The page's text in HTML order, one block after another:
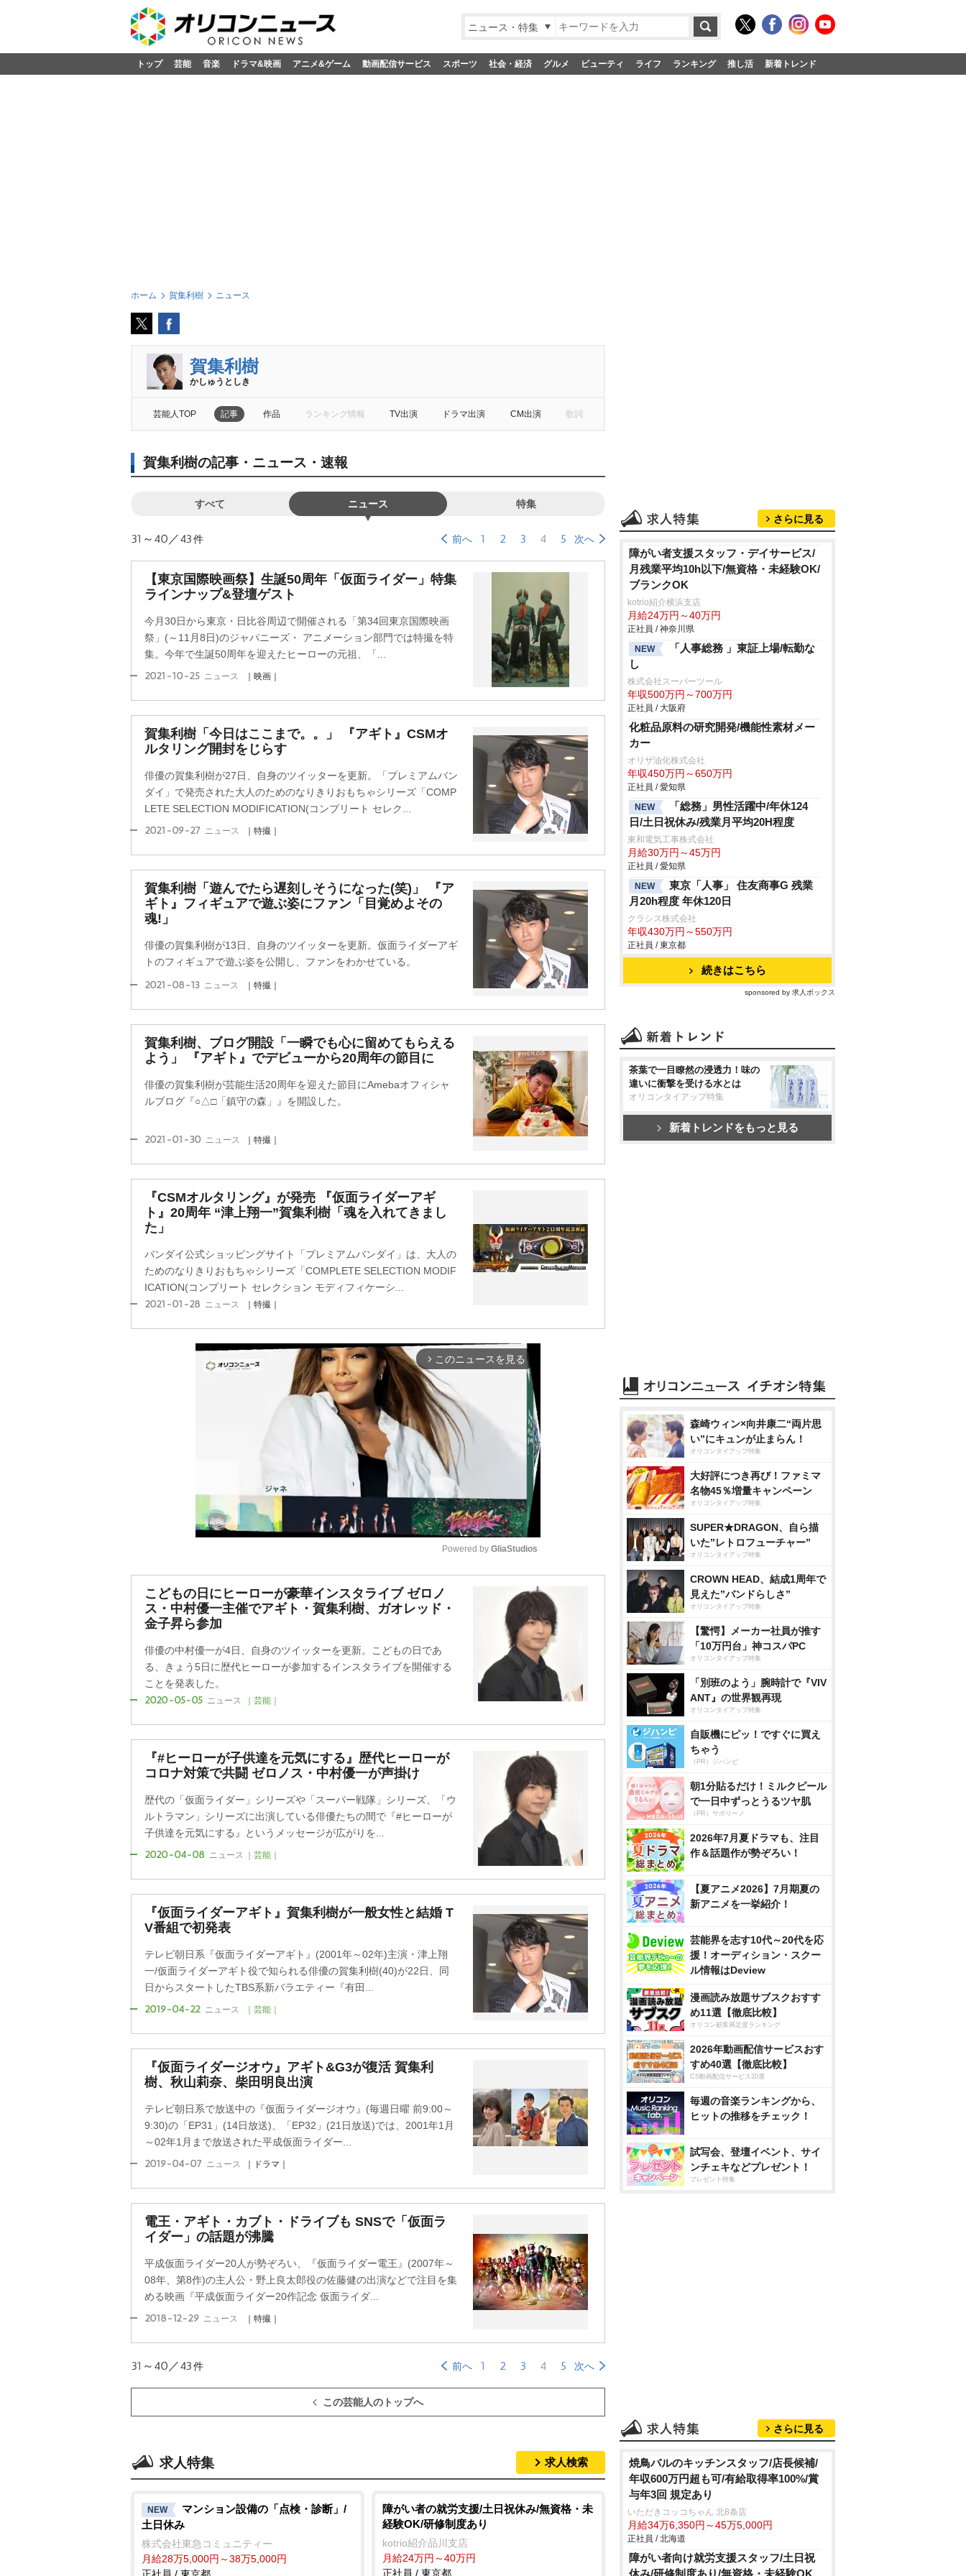
ニュース・特集
トップ 芸能 音楽 ドラマ&映画 アニメ&ゲーム 動画配信サービス スポーツ 社会・経済 グルメ ビューティ ライフ ランキング 推し活 新着トレンド
ホーム 賀集利樹 ニュース
賀集利樹
かしゅうとしき
芸能人TOP 記事 作品 ランキング情報 TV出演 ドラマ出演 CM出演 歌詞
賀集利樹の記事・ニュース・速報
すべて ニュース 特集
31～40／43件 前へ 1 2 3 4 5 次へ
【東京国際映画祭】生誕50周年「仮面ライダー」特集
ラインナップ&登壇ゲスト
今月30日から東京・日比谷周辺で開催される「第34回東京国際映画
祭」(～11月8日)のジャパニーズ・ アニメーション部門では特撮を特
集。今年で生誕50周年を迎えたヒーローの元祖、「...
2021-10-25 ニュース ｜映画｜
賀集利樹「今日はここまで。。」 『アギト』CSMオ
ルタリング開封をじらす
俳優の賀集利樹が27日、自身のツイッターを更新。「プレミアムバン
ダイ」で発売された大人のためのなりきりおもちゃシリーズ「COMP
LETE SELECTION MODIFICATION(コンプリート セレク...
2021-09-27 ニュース ｜特撮｜
賀集利樹「遊んでたら遅刻しそうになった(笑)」 『ア
ギト』フィギュアで遊ぶ姿にファン「目覚めよその
魂!」
俳優の賀集利樹が13日、自身のツイッターを更新。仮面ライダーアギ
トのフィギュアで遊ぶ姿を公開し、ファンをわかせている。
2021-08-13 ニュース ｜特撮｜
賀集利樹、ブログ開設「一瞬でも心に留めてもらえる
よう」 『アギト』でデビューから20周年の節目に
俳優の賀集利樹が芸能生活20周年を迎えた節目にAmebaオフィシャ
ルブログ『○△□「鎮守の森」』を開設した。
2021-01-30 ニュース ｜特撮｜
『CSMオルタリング』が発売 『仮面ライダーアギ
ト』20周年 “津上翔一”賀集利樹「魂を入れてきまし
た」
バンダイ公式ショッピングサイト「プレミアムバンダイ」は、大人の
ためのなりきりおもちゃシリーズ「COMPLETE SELECTION MODIF
ICATION(コンプリート セレクション モディフィケーシ...
2021-01-28 ニュース ｜特撮｜
arrow_forward_ios このニュースを見る
Powered by GliaStudios
こどもの日にヒーローが豪華インスタライブ ゼロノ
ス・中村優一主催でアギト・賀集利樹、ガオレッド・
金子昇ら参加
俳優の中村優一が4日、自身のツイッターを更新。こどもの日であ
る、きょう5日に歴代ヒーローが参加するインスタライブを開催する
ことを発表した。
2020-05-05 ニュース ｜芸能｜
『#ヒーローが子供達を元気にする』歴代ヒーローが
コロナ対策で共闘 ゼロノス・中村優一が声掛け
歴代の「仮面ライダー」シリーズや「スーパー戦隊」シリーズ、「ウ
ルトラマン」シリーズに出演している俳優たちの間で『#ヒーローが
子供達を元気にする』というメッセージが広がりを...
2020-04-08 ニュース ｜芸能｜
『仮面ライダーアギト』賀集利樹が一般女性と結婚 T
V番組で初発表
テレビ朝日系『仮面ライダーアギト』(2001年～02年)主演・津上翔
一/仮面ライダーアギト役で知られる俳優の賀集利樹(40)が22日、同
日からスタートしたTBS系新バラエティー『有田...
2019-04-22 ニュース ｜芸能｜
『仮面ライダージオウ』アギト&G3が復活 賀集利
樹、秋山莉奈、柴田明良出演
テレビ朝日系で放送中の『仮面ライダージオウ』(毎週日曜 前9:00～
9:30)の「EP31」(14日放送)、「EP32」(21日放送)では、2001年1月
～02年1月まで放送された平成仮面ライダー...
2019-04-07 ニュース ｜ドラマ｜
電王・アギト・カブト・ドライブも SNSで「仮面ラ
イダー」の話題が沸騰
平成仮面ライダー20人が勢ぞろい、『仮面ライダー電王』(2007年～
08年、第8作)の主人公・野上良太郎役の佐藤健の出演などで注目を集
める映画『平成仮面ライダー20作記念 仮面ライダ...
2018-12-29 ニュース ｜特撮｜
31～40／43件 前へ 1 2 3 4 5 次へ
この芸能人のトップへ
求人特集 求人検索
NEW
マンション設備の「点検・診断」/
土日休み
株式会社東急コミュニティー
月給28万5,000円～38万5,000円
障がい者の就労支援/土日祝休み/無資格・未
経験OK/研修制度あり
kotrio紹介品川支店
月給24万円～40万円
正社員 / 東京都
さらに見る
障がい者支援スタッフ・デイサービス/
月残業平均10h以下/無資格・未経験OK/
ブランクOK
kotrio紹介横浜支店
月給24万円～40万円
正社員 / 神奈川県
NEW
「人事総務 」東証上場/転勤な
し
株式会社スーパーツール
年収500万円～700万円
正社員 / 大阪府
化粧品原料の研究開発/機能性素材メー
カー
オリザ油化株式会社
年収450万円～650万円
正社員 / 愛知県
NEW
「総務」男性活躍中/年休124
日/土日祝休み/残業月平均20H程度
東和電気工事株式会社
月給30万円～45万円
正社員 / 愛知県
NEW
東京「人事」 住友商事G 残業
月20h程度 年休120日
クラシス株式会社
年収430万円～550万円
正社員 / 東京都
続きはこちら
sponsored by 求人ボックス
茶葉で一目瞭然の浸透力！味の
違いに衝撃を受ける水とは
オリコンタイアップ特集
新着トレンドをもっと見る
森崎ウィン×向井康二“両片思
い”にキュンが止まらん！
オリコンタイアップ特集
大好評につき再び！ファミマ
名物45％増量キャンペーン
オリコンタイアップ特集
SUPER★DRAGON、自ら描
いた”レトロフューチャー”
オリコンタイアップ特集
CROWN HEAD、結成1周年で
見えた”バンドらしさ”
オリコンタイアップ特集
【驚愕】メーカー社員が推す
「10万円台」神コスパPC
オリコンタイアップ特集
「別班のよう」腕時計で『VIV
ANT』の世界観再現
オリコンタイアップ特集
自販機にピッ！ですぐに買え
ちゃう
（PR）ジハンピ
朝1分貼るだけ！ミルクピール
で一日中ずっとうるツヤ肌
（PR）サボリーノ
2026年7月夏ドラマも、注目
作＆話題作が勢ぞろい！
【夏アニメ2026】7月期夏の
新アニメを一挙紹介！
芸能界を志す10代～20代を応
援！オーディション・スクー
ル情報はDeview
漫画読み放題サブスクおすす
め11選【徹底比較】
オリコン顧客満足度ランキング
2026年動画配信サービスおす
すめ40選【徹底比較】
CS動画配信サービス20選
毎週の音楽ランキングから、
ヒットの推移をチェック！
試写会、登壇イベント、サイ
ンチェキなどプレゼント！
プレゼント特集
さらに見る
焼鳥バルのキッチンスタッフ/店長候補/
年収600万円超も可/有給取得率100%/賞
与年3回 規定あり
いただきコッコちゃん 北8条店
月給34万6,350円～45万5,000円
正社員 / 北海道
障がい者向け就労支援スタッフ/土日祝
休み/研修制度あり/無資格・未経験OK